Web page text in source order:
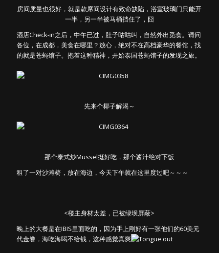
房间质量也很好，就是款席间设计有致命缺陷，浴室玻璃门只能开
一半，另一半被马桶挡住了，囧
酒店Check-in之后，中午已过，肚子咕咕叫，自然外出觅食。请问
各位，在成都，美食在哪里？放心，绝对不在高档豪华的餐馆，找
的就是苍蝇馆子。抱着这种精神，开始泰国苍蝇馆子的发现之旅。
先来个椰子解渴～
那个泰式炒Mussel挺好吃，那个酱汁绝对下饭
租了一对沙滩椅，放在海边，今天下午就在这里度过吧～～～
<楼主身材太差，已被绿坝屏蔽>
晚上的大餐是在IBIS里面吃的，因为手上刚好有一张他们的60美元
代金卷，海吃海喝不给钱，这种感觉真爽